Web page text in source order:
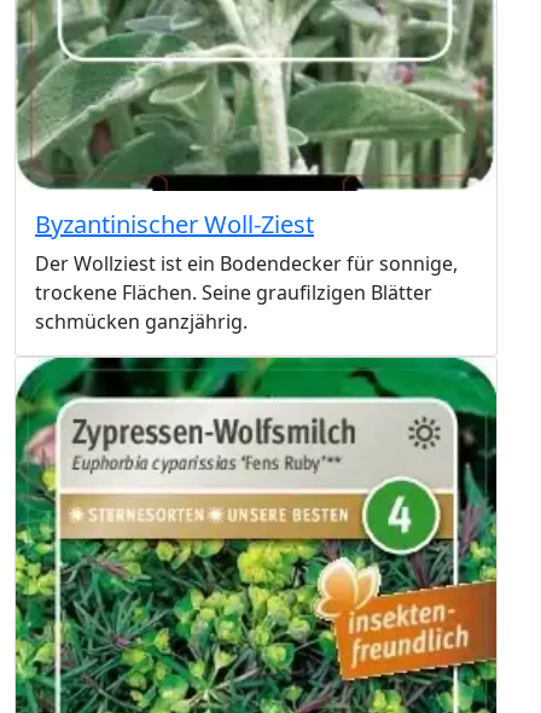
Byzantinischer Woll-Ziest
Der Wollziest ist ein Bodendecker für sonnige,
trockene Flächen. Seine graufilzigen Blätter
schmücken ganzjährig.